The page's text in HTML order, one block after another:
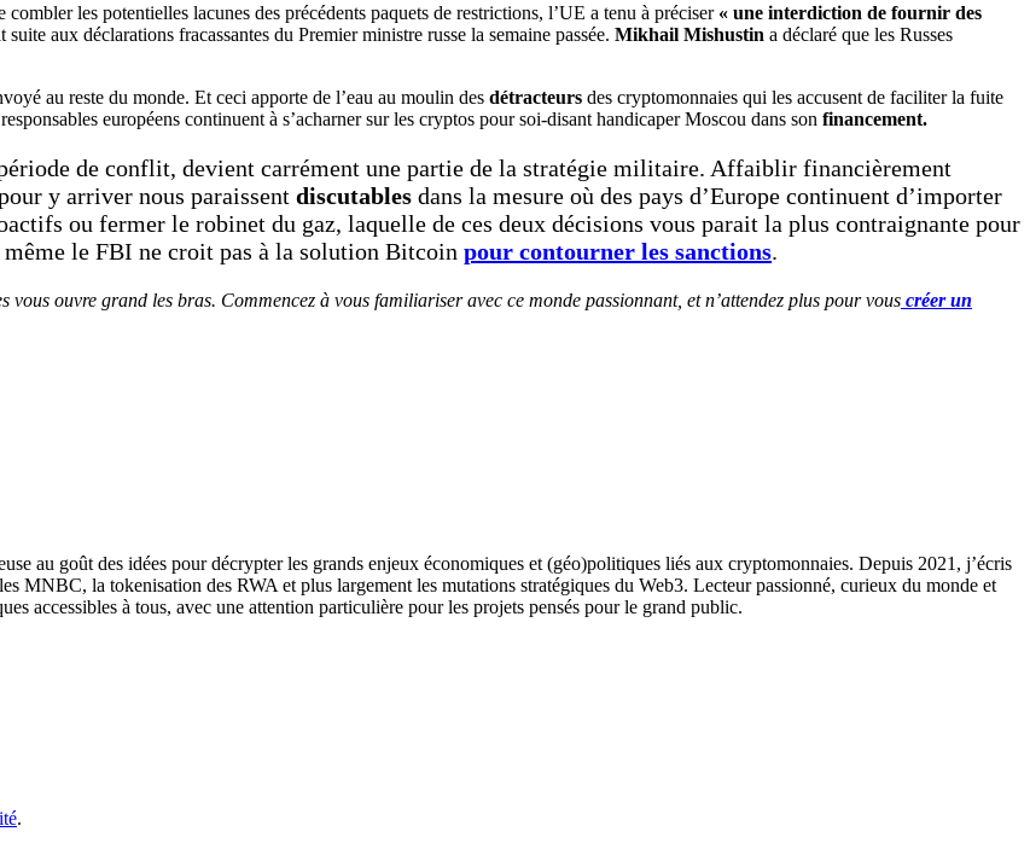
les potentielles lacunes des précédents paquets de restrictions, l’UE a tenu à préciser « une interdiction de fournir des
suite aux déclarations fracassantes du Premier ministre russe la semaine passée. Mikhail Mishustin a déclaré que les Russes
au reste du monde. Et ceci apporte de l’eau au moulin des détracteurs des cryptomonnaies qui les accusent de faciliter la fuite
européens continuent à s’acharner sur les cryptos pour soi-disant handicaper Moscou dans son financement.
de conflit, devient carrément une partie de la stratégie militaire. Affaiblir financièrement
y arriver nous paraissent discutables dans la mesure où des pays d’Europe continuent d’importer
ou fermer le robinet du gaz, laquelle de ces deux décisions vous parait la plus contraignante pour
même le FBI ne croit pas à la solution Bitcoin pour contourner les sanctions.
ouvre grand les bras. Commencez à vous familiariser avec ce monde passionnant, et n’attendez plus pour vous créer un
au goût des idées pour décrypter les grands enjeux économiques et (géo)politiques liés aux cryptomonnaies. Depuis 2021, j’écris
MNBC, la tokenisation des RWA et plus largement les mutations stratégiques du Web3. Lecteur passionné, curieux du monde et
accessibles à tous, avec une attention particulière pour les projets pensés pour le grand public.
.